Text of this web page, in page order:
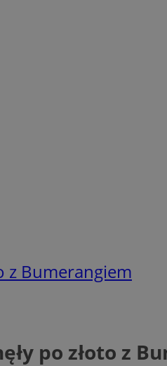
z Bumerangiem
po złoto z